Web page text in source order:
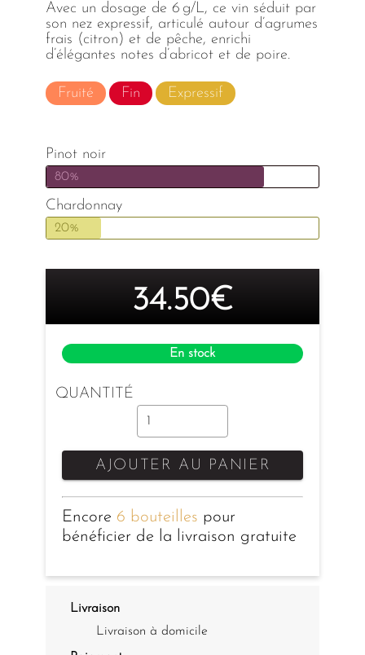
Avec un dosage de 6 g/L, ce vin séduit par
son nez expressif, articulé autour d’agrumes
frais (citron) et de pêche, enrichi
d’élégantes notes d’abricot et de poire.
Fruité Fin Expressif
Pinot noir
80%
Chardonnay
20%
34.50€
En stock
QUANTITÉ
AJOUTER AU PANIER
Encore 6 bouteilles pour
bénéficier de la livraison gratuite
Livraison
Livraison à domicile